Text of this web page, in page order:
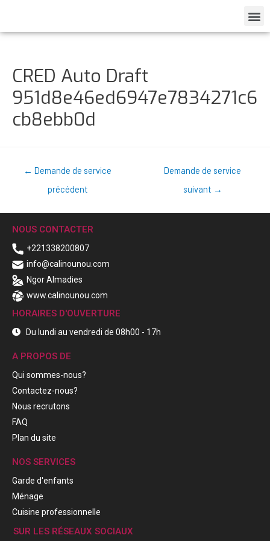
CRED Auto Draft
951d8e46ed6947e7834271c6
cb8ebb0d
← Demande de service
précédent
Demande de service
suivant →
NOUS CONTACTER
+221338200807
info@calinounou.com
Ngor Almadies
www.calinounou.com
HORAIRES D'OUVERTURE
Du lundi au vendredi de 08h00 - 17h
A PROPOS DE
Qui sommes-nous?
Contactez-nous?
Nous recrutons
FAQ
Plan du site
NOS SERVICES
Garde d'enfants
Ménage
Cuisine professionnelle
SUR LES RÉSEAUX SOCIAUX